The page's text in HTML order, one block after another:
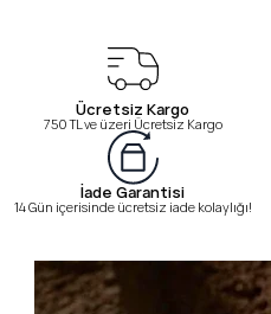
Ücretsiz Kargo
750 TL ve üzeri Ücretsiz Kargo
İade Garantisi
14 Gün içerisinde ücretsiz iade kolaylığı!